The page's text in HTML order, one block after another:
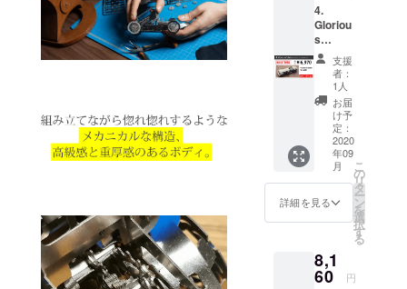
4.
Gloriou
s
Cabrio
2【BO
OSTER
割
15%OF
F】 一
般販売
予定価
8,200円
(税込)の
15%OF
F 6,970
支援
者：
1人
お届
け予
定：
2020
年09
月
詳細を見る
こ
の
リ
タ
ー
ン
を
選
択
す
る
8,1
60 円